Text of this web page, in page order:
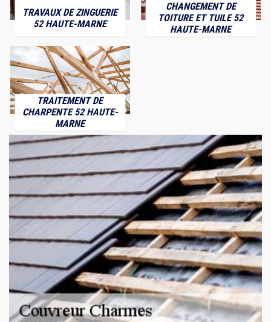
TRAVAUX DE ZINGUERIE
52 HAUTE-MARNE
CHANGEMENT DE
TOITURE ET TUILE 52
HAUTE-MARNE
TRAITEMENT DE
CHARPENTE 52 HAUTE-
MARNE